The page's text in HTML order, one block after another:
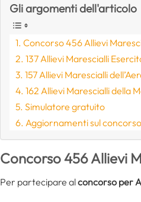
Gli argomenti dell'articolo
Concorso 456 Allievi
137 Allievi Marescialli
157 Allievi Marescialli
162 Allievi Marescialli della
Simulatore gratuito
Aggiornamenti sul concorso
Concorso 456 Allievi
Per partecipare alconcorso per